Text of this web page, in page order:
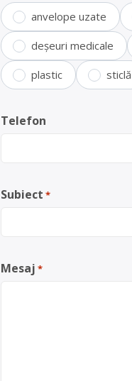
anvelope uzate
deșeuri medicale
plastic sticlă
Telefon
Subiect *
Mesaj *